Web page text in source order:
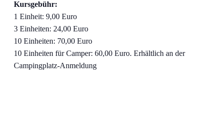
Kursgebühr:
1 Einheit: 9,00 Euro
3 Einheiten: 24,00 Euro
10 Einheiten: 70,00 Euro
10 Einheiten für Camper: 60,00 Euro. Erhältlich an der
Campingplatz-Anmeldung